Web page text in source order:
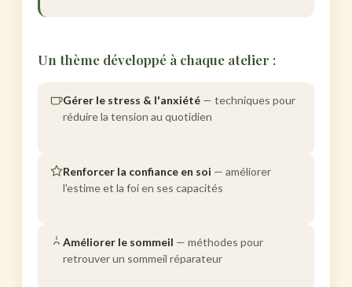
Un thème développé à chaque atelier :
Gérer le stress & l'anxiété — techniques pour
réduire la tension au quotidien
Renforcer la confiance en soi — améliorer
l'estime et la foi en ses capacités
Améliorer le sommeil — méthodes pour
retrouver un sommeil réparateur